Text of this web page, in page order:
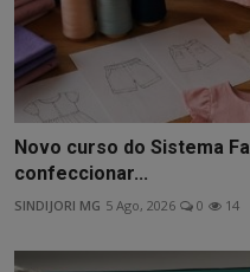
Novo curso do Sistema
confeccionar...
SINDIJORI MG 5 Ago, 2026 0 14